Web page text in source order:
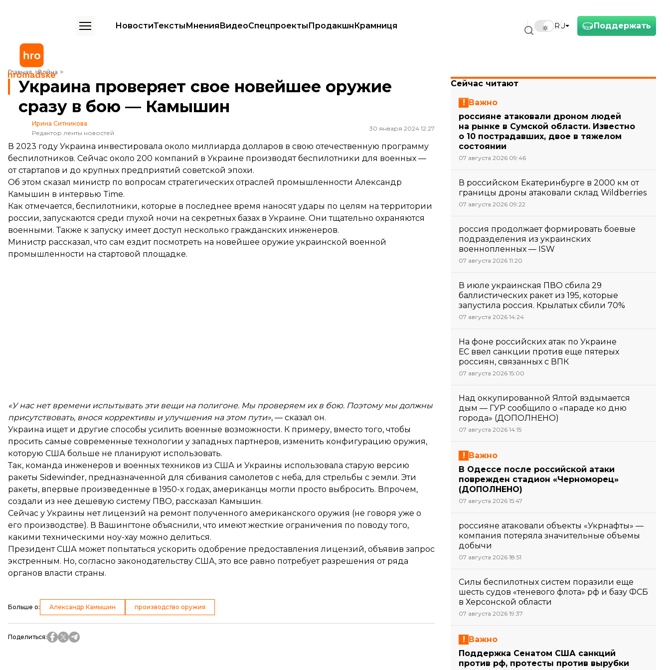
Поддержать
RU
НовостиТекстыМненияВидеоСпецпроектыПродакшнКрамниця
Главная Война
Украина проверяет свое новейшее оружие сразу в бою — Камышин
Украина проверяет свое новейшее оружие
сразу в бою — Камышин
Ирина Ситникова
Редактор ленты новостей
30 января 2024 12:27
В 2023 году Украина инвестировала около миллиарда долларов в свою отечественную программу
беспилотников. Сейчас около 200 компаний в Украине производят беспилотники для военных —
от стартапов и до крупных предприятий советской эпохи.
Об этом сказал министр по вопросам стратегических отраслей промышленности Александр
Камышин в интервью Time.
Как отмечается, беспилотники, которые в последнее время наносят удары по целям на территории
россии, запускаются среди глухой ночи на секретных базах в Украине. Они тщательно охраняются
военными. Также к запуску имеет доступ несколько гражданских инженеров.
Министр рассказал, что сам ездит посмотреть на новейшее оружие украинской военной
промышленности на стартовой площадке.
«У нас нет времени испытывать эти вещи на полигоне. Мы проверяем их в бою. Поэтому мы должны
присутствовать, внося коррективы и улучшения на этом пути», — сказал он.
Украина ищет и другие способы усилить военные возможности. К примеру, вместо того, чтобы
просить самые современные технологии у западных партнеров, изменить конфигурацию оружия,
которую США больше не планируют использовать.
Так, команда инженеров и военных техников из США и Украины использовала старую версию
ракеты Sidewinder, предназначенной для сбивания самолетов с неба, для стрельбы с земли. Эти
ракеты, впервые произведенные в 1950-х годах, американцы могли просто выбросить. Впрочем,
создали из нее дешевую систему ПВО, рассказал Камышин.
Сейчас у Украины нет лицензий на ремонт полученного американского оружия (не говоря уже о
его производстве). В Вашингтоне объяснили, что имеют жесткие ограничения по поводу того,
какими техническими ноу-хау можно делиться.
Президент США может попытаться ускорить одобрение предоставления лицензий, объявив запрос
экстренным. Но, согласно законодательству США, это все равно потребует разрешения от ряда
органов власти страны.
Больше о: Александр Камышин производство оружия
Поделиться:
Сейчас читают
Важно
россияне атаковали дроном людей
на рынке в Сумской области. Известно
о 10 пострадавших, двое в тяжелом
состоянии
07 августа 2026 09:46
В российском Екатеринбурге в 2000 км от
границы дроны атаковали склад Wildberries
07 августа 2026 09:22
россия продолжает формировать боевые
подразделения из украинских
военнопленных — ISW
07 августа 2026 11:20
В июле украинская ПВО сбила 29
баллистических ракет из 195, которые
запустила россия. Крылатых сбили 70%
07 августа 2026 14:24
На фоне российских атак по Украине
ЕС ввел санкции против еще пятерых
россиян, связанных с ВПК
07 августа 2026 15:00
Над оккупированной Ялтой вздымается
дым — ГУР сообщило о «параде ко дню
города» (ДОПОЛНЕНО)
07 августа 2026 14:15
Важно
В Одессе после российской атаки
поврежден стадион «Черноморец»
(ДОПОЛНЕНО)
07 августа 2026 15:47
россияне атаковали объекты «Укрнафты» —
компания потеряла значительные объемы
добычи
07 августа 2026 18:51
Силы беспилотных систем поразили еще
шесть судов «теневого флота» рф и базу ФСБ
в Херсонской области
07 августа 2026 19:37
Важно
Поддержка Сенатом США санкций
против рф, протесты против вырубки